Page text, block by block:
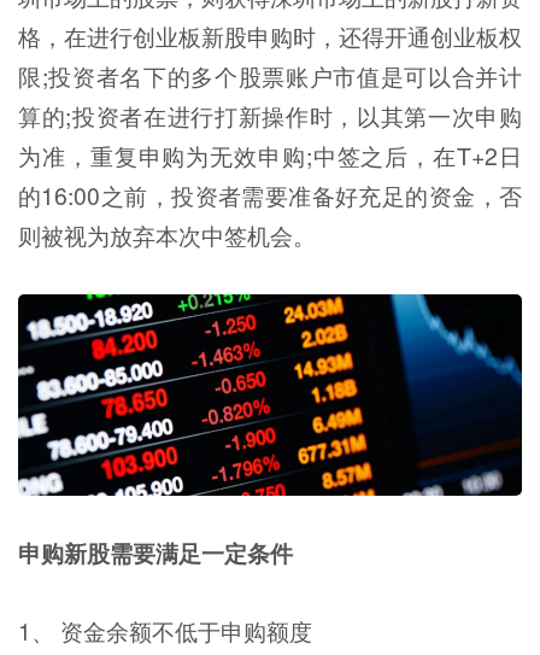
格，在进行创业板新股申购时，还得开通创业板权
限;投资者名下的多个股票账户市值是可以合并计
算的;投资者在进行打新操作时，以其第一次申购
为准，重复申购为无效申购;中签之后，在T+2日
的16:00之前，投资者需要准备好充足的资金，否
则被视为放弃本次中签机会。
申购新股需要满足一定条件
1、 资金余额不低于申购额度